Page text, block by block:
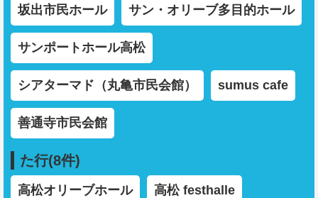
坂出市民ホール サン・オリーブ多目的ホール
サンポートホール高松
シアターマド（丸亀市民会館） sumus cafe
善通寺市民会館
た行(8件)
高松オリーブホール 高松 festhalle